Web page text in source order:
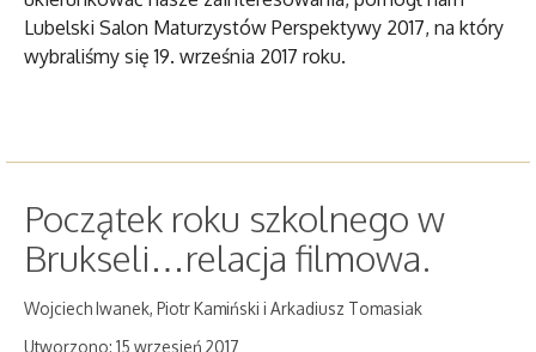
Lubelski Salon Maturzystów Perspektywy 2017, na który
wybraliśmy się 19. września 2017 roku.
Początek roku szkolnego w
Brukseli…relacja filmowa.
Wojciech Iwanek, Piotr Kamiński i Arkadiusz Tomasiak
Utworzono: 15 wrzesień 2017